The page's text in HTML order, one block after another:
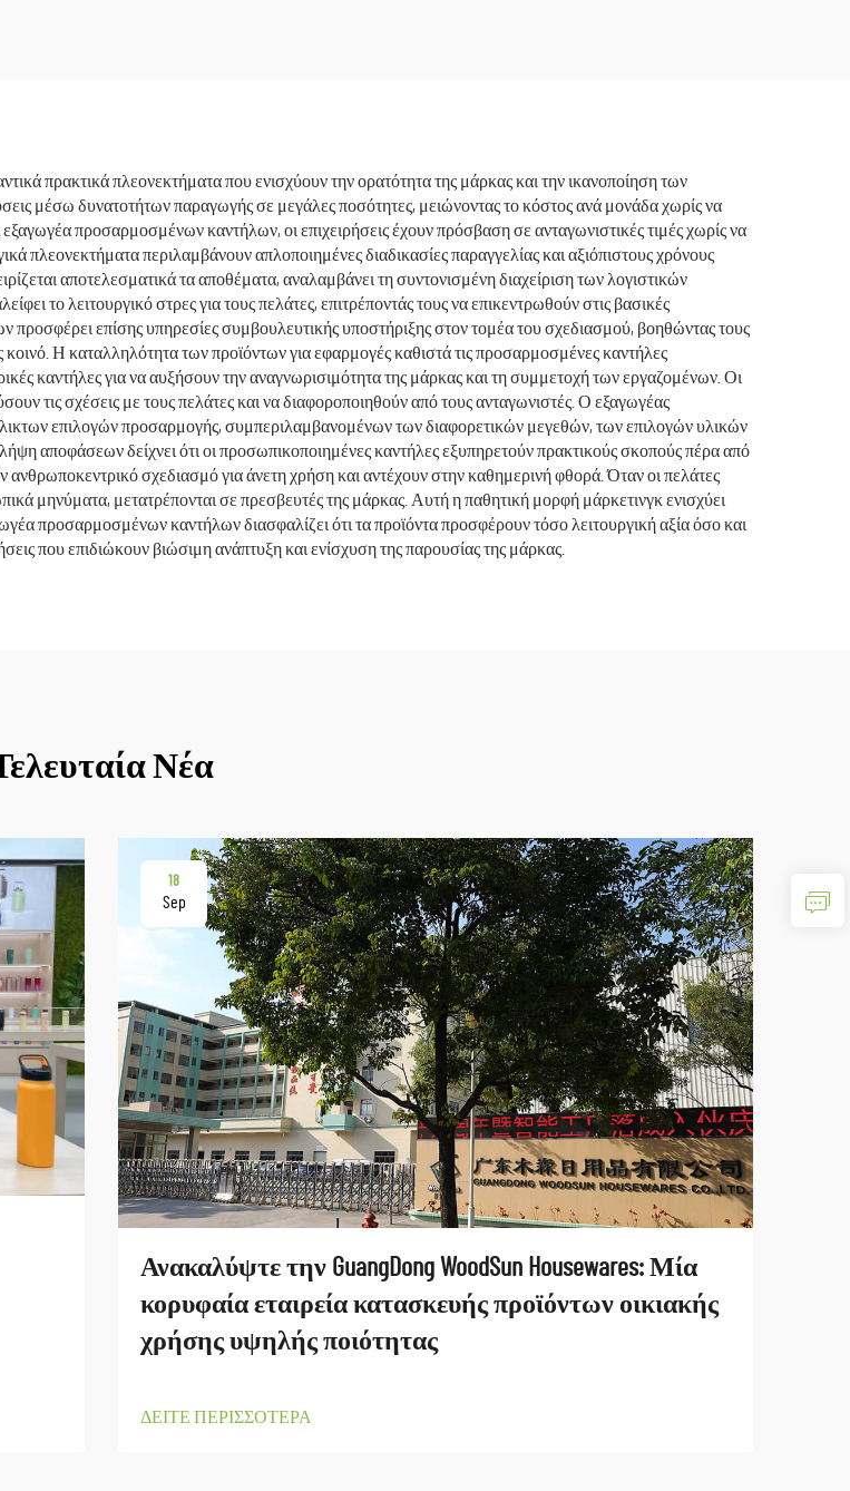
πρακτικά πλεονεκτήματα που ενισχύουν την ορατότητα της μάρκας και την ικανοποίηση των
μέσω δυνατοτήτων παραγωγής σε μεγάλες ποσότητες, μειώνοντας το κόστος ανά μονάδα χωρίς να
προσαρμοσμένων καντήλων, οι επιχειρήσεις έχουν πρόσβαση σε ανταγωνιστικές τιμές χωρίς να
πλεονεκτήματα περιλαμβάνουν απλοποιημένες διαδικασίες παραγγελίας και αξιόπιστους χρόνους
αποτελεσματικά τα αποθέματα, αναλαμβάνει τη συντονισμένη διαχείριση των λογιστικών
το λειτουργικό στρες για τους πελάτες, επιτρέποντάς τους να επικεντρωθούν στις βασικές
επίσης υπηρεσίες συμβουλευτικής υποστήριξης στον τομέα του σχεδιασμού, βοηθώντας τους
Η καταλληλότητα των προϊόντων για εφαρμογές καθιστά τις προσαρμοσμένες καντήλες
καντήλες για να αυξήσουν την αναγνωρισιμότητα της μάρκας και τη συμμετοχή των εργαζομένων. Οι
τις σχέσεις με τους πελάτες και να διαφοροποιηθούν από τους ανταγωνιστές. Ο εξαγωγέας
επιλογών προσαρμογής, συμπεριλαμβανομένων των διαφορετικών μεγεθών, των επιλογών υλικών
αποφάσεων δείχνει ότι οι προσωπικοποιημένες καντήλες εξυπηρετούν πρακτικούς σκοπούς πέρα από
ανθρωποκεντρικό σχεδιασμό για άνετη χρήση και αντέχουν στην καθημερινή φθορά. Όταν οι πελάτες
μηνύματα, μετατρέπονται σε πρεσβευτές της μάρκας. Αυτή η παθητική μορφή μάρκετινγκ ενισχύει
προσαρμοσμένων καντήλων διασφαλίζει ότι τα προϊόντα προσφέρουν τόσο λειτουργική αξία όσο και
που επιδιώκουν βιώσιμη ανάπτυξη και ενίσχυση της παρουσίας της μάρκας.
Νέα
18
Sep
Ανακαλύψτε την GuangDong WoodSun Housewares: Μία
κορυφαία εταιρεία κατασκευής προϊόντων οικιακής
χρήσης υψηλής ποιότητας
ΔΕΙΤΕ ΠΕΡΙΣΣΟΤΕΡΑ